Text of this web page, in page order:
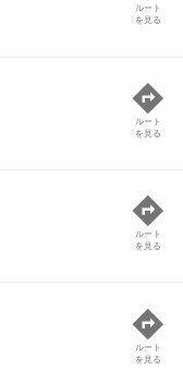
ルート
を見る
ルート
を見る
ルート
を見る
ルート
を見る